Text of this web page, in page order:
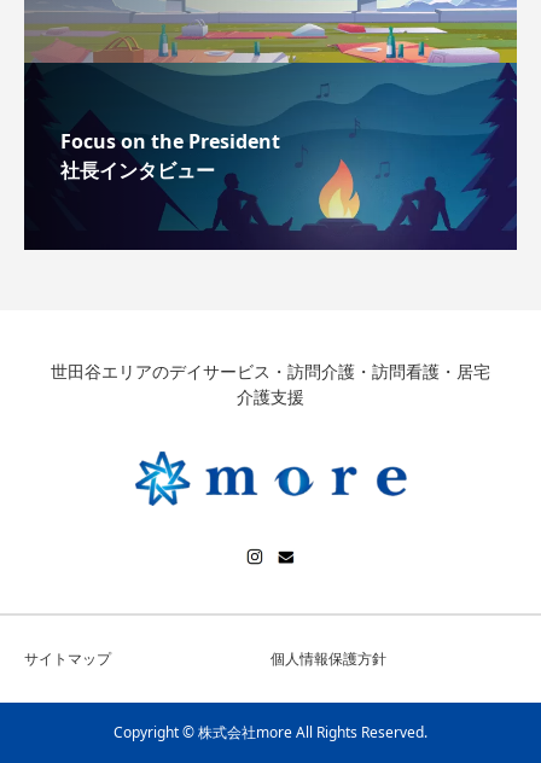
Focus on the President
社長インタビュー
世田谷エリアのデイサービス・訪問介護・訪問看護・居宅
介護支援
サイトマップ 個人情報保護方針
Copyright © 株式会社more All Rights Reserved.